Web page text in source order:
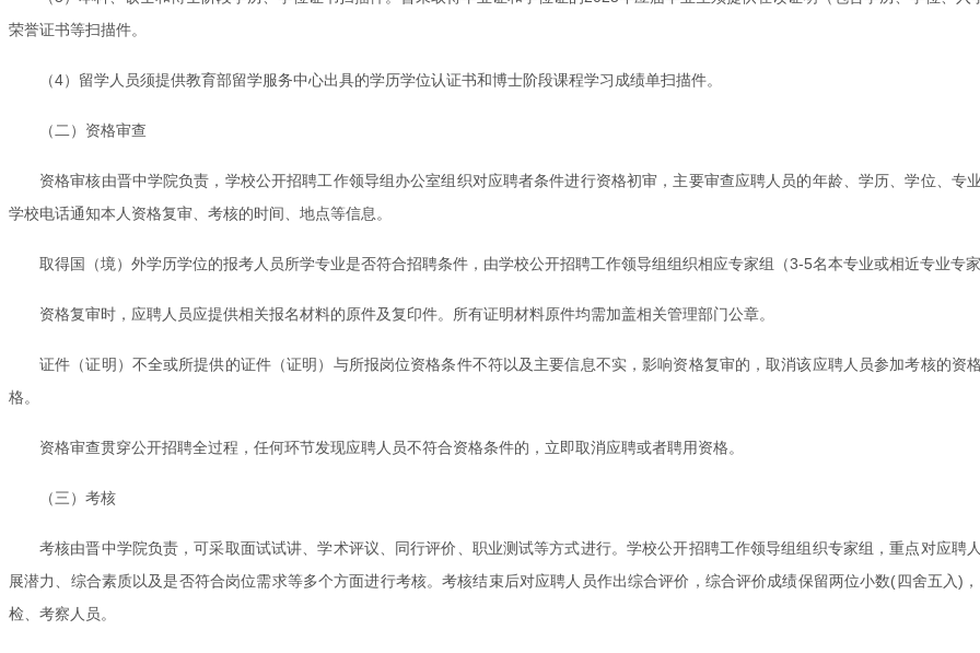
荣誉证书等扫描件。
（4）留学人员须提供教育部留学服务中心出具的学历学位认证书和博士阶段课程学习成绩单扫描件。
（二）资格审查
资格审核由晋中学院负责，学校公开招聘工作领导组办公室组织对应聘者条件进行资格初审，主要审查应聘人员的年龄、学历、学位、
学校电话通知本人资格复审、考核的时间、地点等信息。
取得国（境）外学历学位的报考人员所学专业是否符合招聘条件，由学校公开招聘工作领导组组织相应专家组（3-5名本专业或相近专业专
资格复审时，应聘人员应提供相关报名材料的原件及复印件。所有证明材料原件均需加盖相关管理部门公章。
证件（证明）不全或所提供的证件（证明）与所报岗位资格条件不符以及主要信息不实，影响资格复审的，取消该应聘人员参加考核的
格。
资格审查贯穿公开招聘全过程，任何环节发现应聘人员不符合资格条件的，立即取消应聘或者聘用资格。
（三）考核
考核由晋中学院负责，可采取面试试讲、学术评议、同行评价、职业测试等方式进行。学校公开招聘工作领导组组织专家组，重点对应
展潜力、综合素质以及是否符合岗位需求等多个方面进行考核。考核结束后对应聘人员作出综合评价，综合评价成绩保留两位小数(四舍五入)
检、考察人员。